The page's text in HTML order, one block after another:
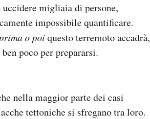
uccidere migliaia di persone,
impossibile quantificare.
o poiquesto terremoto accadrà,
poco per prepararsi.
nella maggior parte dei casi
tettoniche si sfregano tra loro.